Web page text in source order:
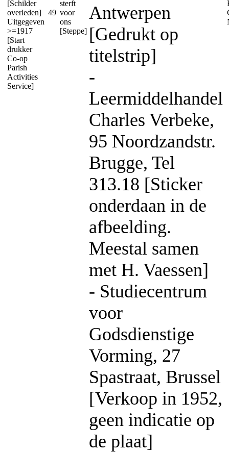
[Schilder
overleden]
Uitgegeven
>=1917
[Start
drukker
Co-op
Parish
Activities
Service]
49
sterft
voor
ons
[Steppe]
Antwerpen
[Gedrukt op
titelstrip]
-
Leermiddelhandel
Charles Verbeke,
95 Noordzandstr.
Brugge, Tel
313.18 [Sticker
onderdaan in de
afbeelding.
Meestal samen
met H. Vaessen]
- Studiecentrum
voor
Godsdienstige
Vorming, 27
Spastraat, Brussel
[Verkoop in 1952,
geen indicatie op
de plaat]